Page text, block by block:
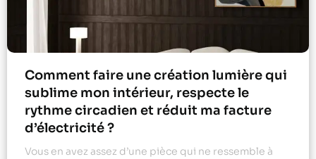
Comment faire une création lumière qui
sublime mon intérieur, respecte le
rythme circadien et réduit ma facture
d’électricité ?
Vous en avez assez d’une pièce qui ne ressemble à